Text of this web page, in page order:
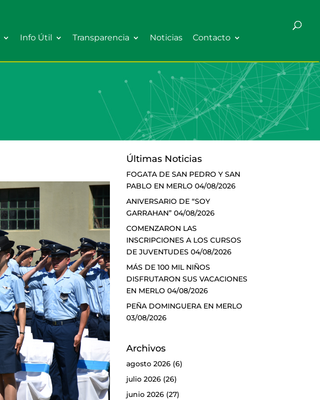
Info Útil Transparencia Noticias Contacto
Últimas Noticias
FOGATA DE SAN PEDRO Y SAN
PABLO EN MERLO 04/08/2026
ANIVERSARIO DE “SOY
GARRAHAN” 04/08/2026
COMENZARON LAS
INSCRIPCIONES A LOS CURSOS
DE JUVENTUDES 04/08/2026
MÁS DE 100 MIL NIÑOS
DISFRUTARON SUS VACACIONES
EN MERLO 04/08/2026
PEÑA DOMINGUERA EN MERLO
03/08/2026
Archivos
agosto 2026(6)
julio 2026(26)
junio 2026(27)